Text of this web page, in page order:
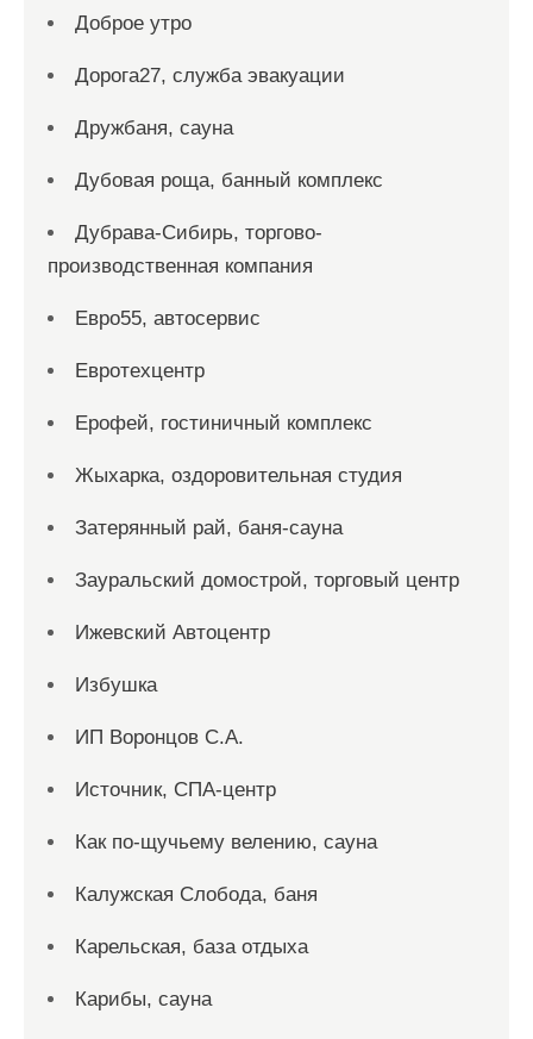
Доброе утро
Дорога27, служба эвакуации
Дружбаня, сауна
Дубовая роща, банный комплекс
Дубрава-Сибирь, торгово-
производственная компания
Евро55, автосервис
Евротехцентр
Ерофей, гостиничный комплекс
Жыхарка, оздоровительная студия
Затерянный рай, баня-сауна
Зауральский домострой, торговый центр
Ижевский Автоцентр
Избушка
ИП Воронцов С.А.
Источник, СПА-центр
Как по-щучьему велению, сауна
Калужская Слобода, баня
Карельская, база отдыха
Карибы, сауна